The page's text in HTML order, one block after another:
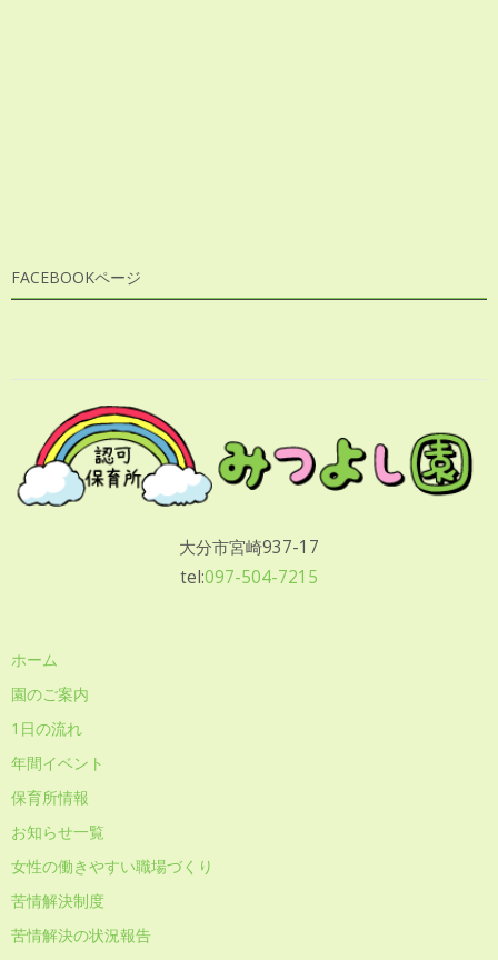
FACEBOOKページ
大分市宮崎937-17
tel:097-504-7215
ホーム
園のご案内
1日の流れ
年間イベント
保育所情報
お知らせ一覧
女性の働きやすい職場づくり
苦情解決制度
苦情解決の状況報告